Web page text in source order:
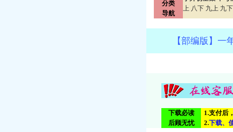
分类
导航
上 八下 九上 九下
【部编版】一
下载必读
后顾无忧
1.支付后
2.下载、